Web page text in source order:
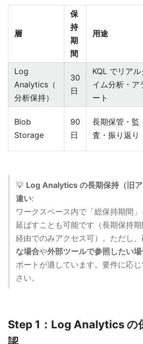
層
保
持
期
間
用途
Log
Analytics（
分析保持）
30
日
KQL でリアル
イム分析・ア
ート
Blob
Storage
90
日
長期保管・監
査・振り返り
💡 Log Analytics の長期保持（旧
違い:
ワークスペース内で「総保持期間
延ばすことも可能です（長期保持
経由でのみアクセス可）。ただし、
な場合や外部ツールで参照したい
ポートが適しています。要件に応
さい。
Step 1：Log Analytics の
認